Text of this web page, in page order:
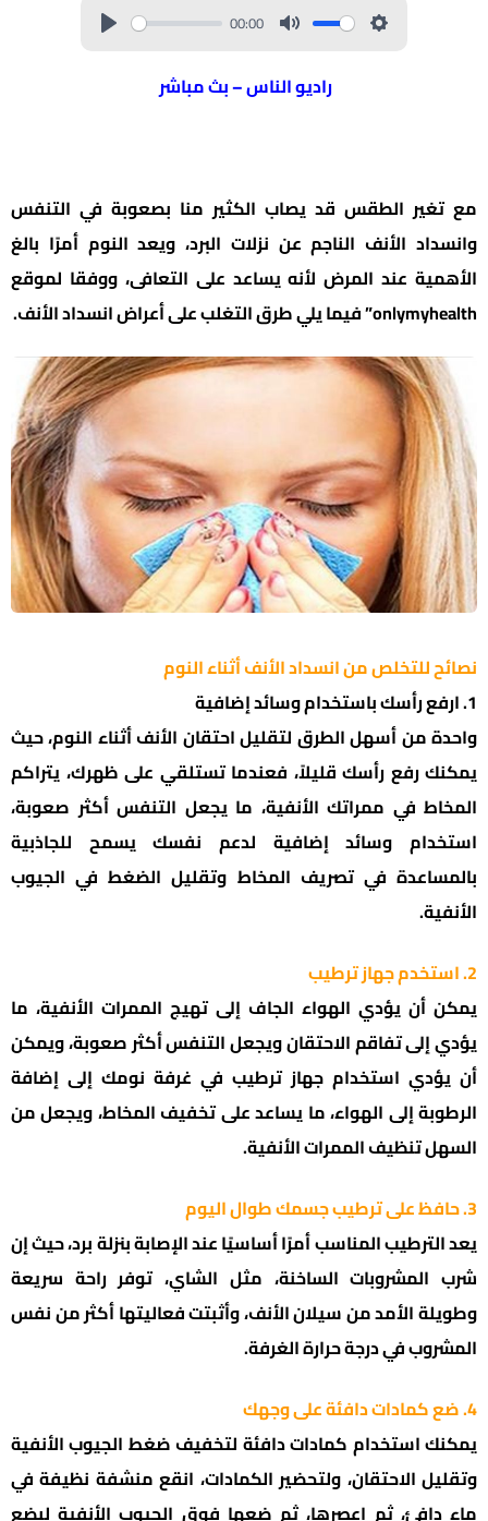
00:00
راديو الناس – بث مباشر
مع تغير الطقس قد يصاب الكثير منا بصعوبة في التنفس
وانسداد الأنف الناجم عن نزلات البرد، ويعد النوم أمرًا بالغ
الأهمية عند المرض لأنه يساعد على التعافى، ووفقا لموقع
onlymyhealth” فيما يلي طرق التغلب على أعراض انسداد الأنف.
نصائح للتخلص من انسداد الأنف أثناء النوم
واحدة من أسهل الطرق لتقليل احتقان الأنف أثناء النوم، حيث
يمكنك رفع رأسك قليلاً، فعندما تستلقي على ظهرك، يتراكم
المخاط في ممراتك الأنفية، ما يجعل التنفس أكثر صعوبة،
استخدام وسائد إضافية لدعم نفسك يسمح للجاذبية
بالمساعدة في تصريف المخاط وتقليل الضغط في الجيوب
الأنفية.
يمكن أن يؤدي الهواء الجاف إلى تهيج الممرات الأنفية، ما
يؤدي إلى تفاقم الاحتقان ويجعل التنفس أكثر صعوبة، ويمكن
أن يؤدي استخدام جهاز ترطيب في غرفة نومك إلى إضافة
الرطوبة إلى الهواء، ما يساعد على تخفيف المخاط، ويجعل من
السهل تنظيف الممرات الأنفية.
يعد الترطيب المناسب أمرًا أساسيًا عند الإصابة بنزلة برد، حيث إن
شرب المشروبات الساخنة، مثل الشاي، توفر راحة سريعة
وطويلة الأمد من سيلان الأنف، وأثبتت فعاليتها أكثر من نفس
المشروب في درجة حرارة الغرفة.
يمكنك استخدام كمادات دافئة لتخفيف ضغط الجيوب الأنفية
وتقليل الاحتقان، ولتحضير الكمادات، انقع منشفة نظيفة في
ماء دافئ، ثم اعصرها، ثم ضعها فوق الجيوب الأنفية لبضع